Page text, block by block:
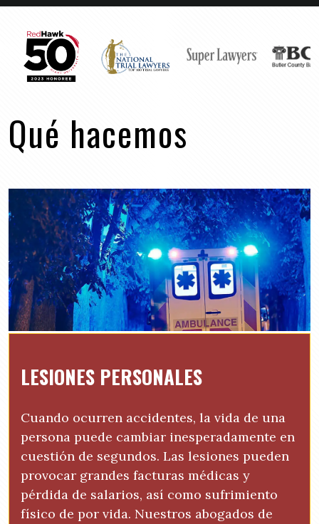
Qué hacemos
LESIONES PERSONALES
Cuando ocurren accidentes, la vida de una
persona puede cambiar inesperadamente en
cuestión de segundos. Las lesiones pueden
provocar grandes facturas médicas y
pérdida de salarios, así como sufrimiento
físico de por vida. Nuestros abogados de